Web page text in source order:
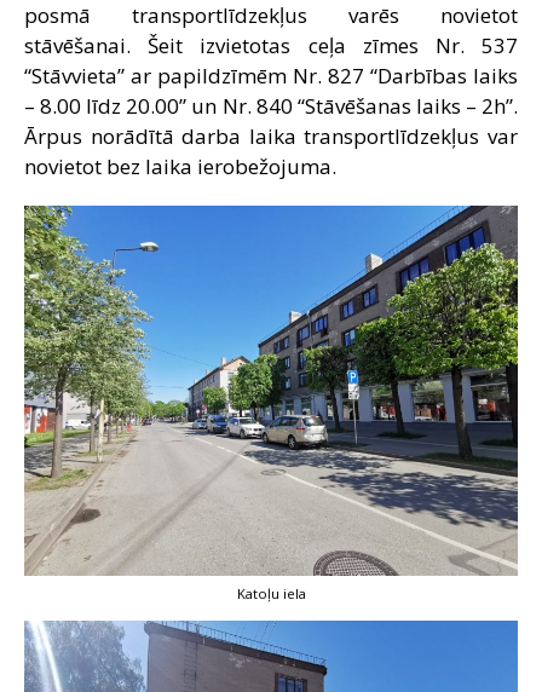
posmā transportlīdzekļus varēs novietot
stāvēšanai. Šeit izvietotas ceļa zīmes Nr. 537
“Stāvvieta” ar papildzīmēm Nr. 827 “Darbības laiks
– 8.00 līdz 20.00” un Nr. 840 “Stāvēšanas laiks – 2h”.
Ārpus norādītā darba laika transportlīdzekļus var
novietot bez laika ierobežojuma.
Katoļu iela